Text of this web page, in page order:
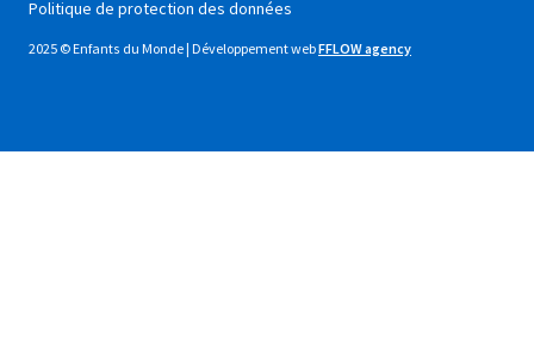
Politique de protection des données
2025 © Enfants du Monde | Développement webFFLOW agency